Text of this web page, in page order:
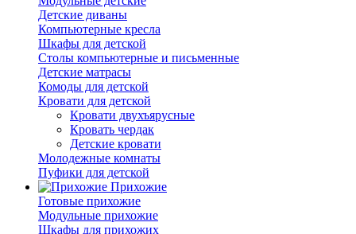
Детские диваны
Компьютерные кресла
Шкафы для детской
Столы компьютерные и письменные
Детские матрасы
Комоды для детской
Кровати для детской
Кровати двухъярусные
Кровать чердак
Детские кровати
Молодежные комнаты
Пуфики для детской
Прихожие
Готовые прихожие
Модульные прихожие
Шкафы для прихожих